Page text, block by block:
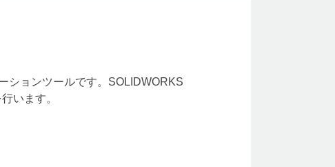
ションツールです。SOLIDWORKS
います。